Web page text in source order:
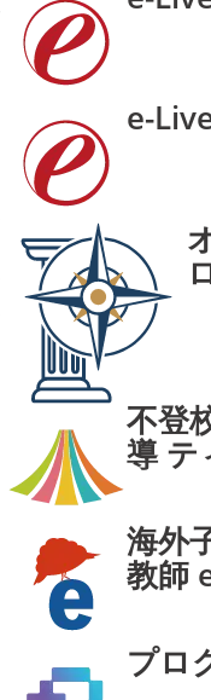
e-
不登
導 テ
海外
教師
プロ